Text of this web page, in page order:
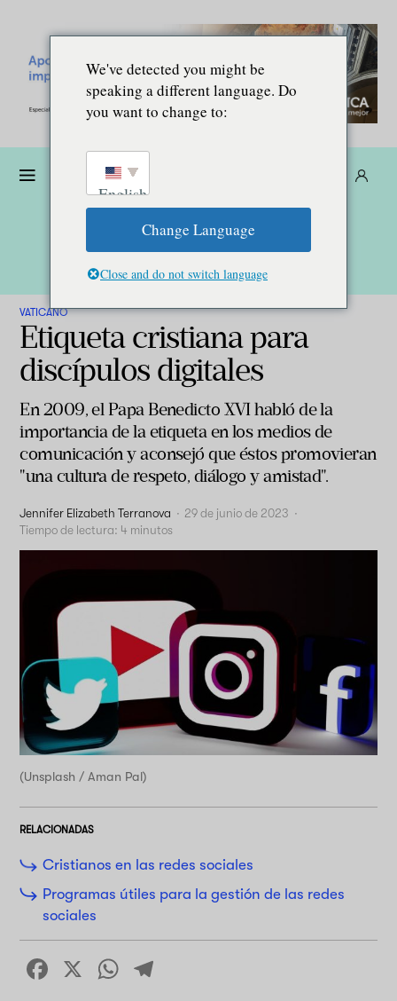
VATICANO
Etiqueta cristiana para
discípulos digitales
En 2009, el Papa Benedicto XVI habló de la
importancia de la etiqueta en los medios de
comunicación y aconsejó que éstos promovieran
"una cultura de respeto, diálogo y amistad".
Jennifer Elizabeth Terranova · 29 de junio de 2023 ·
Tiempo de lectura: 4 minutos
(Unsplash / Aman Pal)
RELACIONADAS
Cristianos en las redes sociales
Programas útiles para la gestión de las redes
sociales
Facebook
X WhatsApp
We've detected you might be
speaking a different language. Do
you want to change to:
English
Change Language
Close and do not switch language